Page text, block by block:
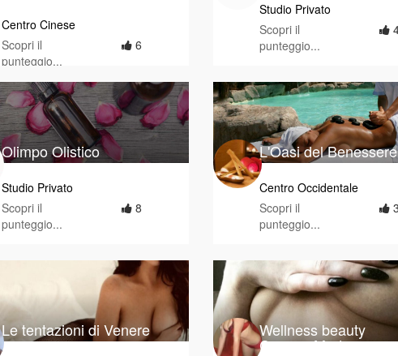
Centro Cinese
Scopri il
punteggio...
6
Studio Privato
Scopri il
punteggio...
Olimpo Olistico
Studio Privato
Scopri il
punteggio...
8
L'Oasi del Benessere
Centro Occidentale
Scopri il
punteggio...
Le tentazioni di Venere Wellness beauty
Cesano Maderno